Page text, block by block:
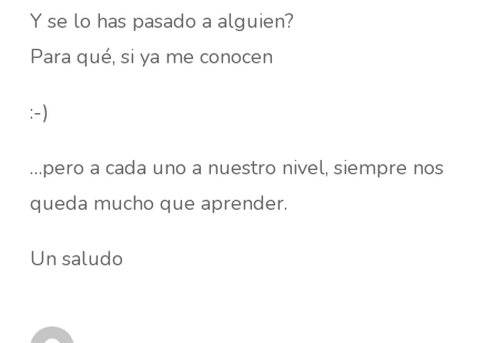
Y se lo has pasado a alguien?
Para qué, si ya me conocen
:-)
…pero a cada uno a nuestro nivel, siempre nos
queda mucho que aprender.
Un saludo